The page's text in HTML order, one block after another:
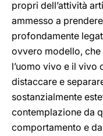
propri dell’attività
ammesso a
profondamente
ovvero modello, che
l’uomo vivo e il vivo
distaccare e
sostanzialmente
contemplazione da
comportamento e